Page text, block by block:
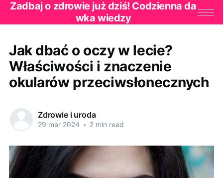
Zadbaj o zdrowie już dziś! Codzienna da
wka wiedzy
Jak dbać o oczy w lecie?
Właściwości i znaczenie
okularów przeciwsłonecznych
Zdrowie i uroda
29 mar 2024 • 2 min read